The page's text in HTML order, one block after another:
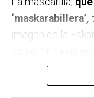
19:00 Pintxo
la plaza San Pedro.
favor de Paula
19:00
‘maskarabillera’,
imagen de la
local en estos
la Asociación. Se